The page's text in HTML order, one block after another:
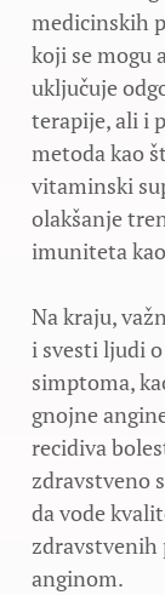
medicinskih
koji se mogu
uključuje
terapije, ali i
metoda kao
vitaminski
olakšanje
imuniteta
Na kraju,
i svesti ljudi
simptoma,
gnojne
recidiva
zdravstveno
da vode
zdravstvenih
anginom.